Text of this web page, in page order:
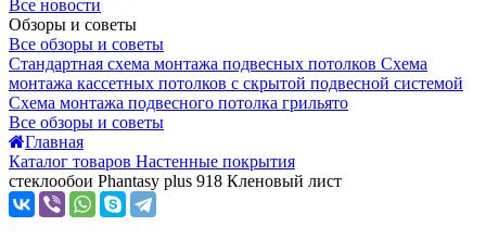
Все новости
Обзоры и советы
Все обзоры и советы
Стандартная схема монтажа подвесных потолков Схема
монтажа кассетных потолков с скрытой подвесной системой
Схема монтажа подвесного потолка грильято
Все обзоры и советы
Главная
Каталог товаров Настенные покрытия
стеклообои Phantasy plus 918 Кленовый лист